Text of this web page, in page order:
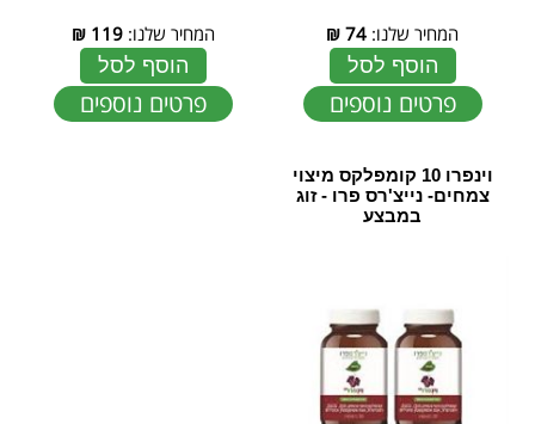
המחיר שלנו: 74
₪
הוסף לסל
פרטים נוספים
המחיר שלנו:119
₪
הוסף לסל
פרטים נוספים
וינפרו 10 קומפלקס מיצוי
צמחים- נייצ'רס פרו - זוג
במבצע